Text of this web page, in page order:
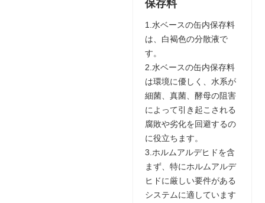
保存料
1.水ベースの缶内保存料
は、白褐色の分散液で
す。
2.水ベースの缶内保存料
は環境に優しく、水系が
細菌、真菌、酵母の阻害
によって引き起こされる
腐敗や劣化を回避するの
に役立ちます。
3.ホルムアルデヒドを含
まず、特にホルムアルデ
ヒドに厳しい要件がある
システムに適しています